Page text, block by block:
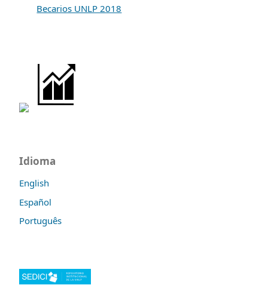
Becarios UNLP 2018
Idioma
English
Español
Português